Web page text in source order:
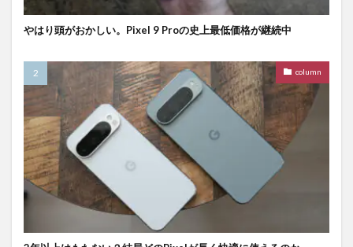
やはり頭がおかしい。Pixel 9 Proの史上最低価格が継続中
column